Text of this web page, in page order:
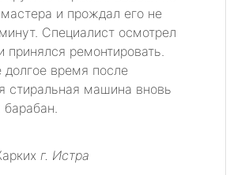
и прождал его не
Специалист осмотрел
принялся ремонтировать.
долгое время после
стиральная машина вновь
барабан.
г. Истра